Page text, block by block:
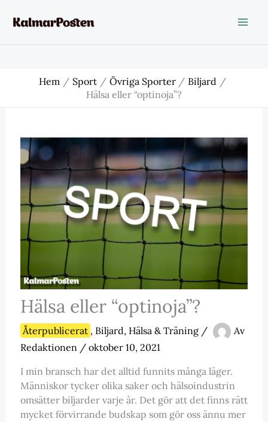
Hem Sport Övriga Sporter
Biljard
Hälsa eller “optinoja”?
Hälsa eller “optinoja”?
Återpublicerat , Biljard, Hälsa & Träning/
Av
Redaktionen / oktober 10, 2021
I min bransch har det alltid funnits många läger.
Människor tycker olika saker och hälsoindustrin
omsätter biljarder varje år. Det gör att det finns rätt
mycket förvirrande budskap som gör oss ännu mer